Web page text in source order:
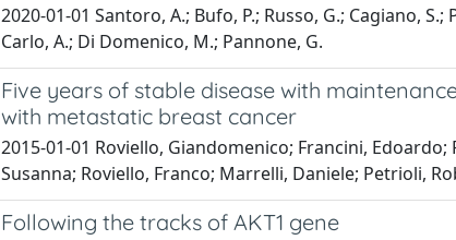
2020-01-01 Santoro, A.; Bufo, P.; Russo, G.; Cagiano,
Carlo, A.; Di Domenico, M.; Pannone, G.
Five years of stable disease with
with metastatic breast cancer
2015-01-01 Roviello, Giandomenico; Francini,
Susanna; Roviello, Franco; Marrelli, Daniele; Petrioli,
Following the tracks of AKT1 gene